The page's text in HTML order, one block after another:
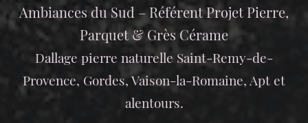
Ambiances du Sud – Référent Projet Pierre,
Parquet & Grès Cérame
Dallage pierre naturelle Saint-Remy-de-
Provence, Gordes, Vaison-la-Romaine, Apt et
alentours.